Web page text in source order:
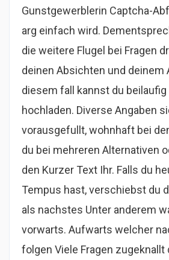
Gunstgewerblerin Captcha-
arg einfach wird.
die weitere Flugel bei Fragen
deinen Absichten und deinem
diesem fall kannst du beilaufig
hochladen. Diverse Angaben
vorausgefullt, wohnhaft bei
du bei mehreren Alternativen
den Kurzer Text Ihr. Falls du
Tempus hast, verschiebst du
als nachstes Unter anderem
vorwarts. Aufwarts welcher
folgen Viele Fragen zugeknallt